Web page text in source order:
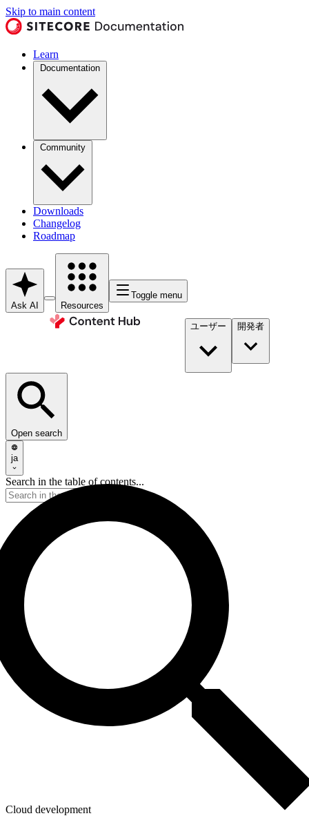
Skip to main content
Learn
Documentation
Community
Downloads
Changelog
Roadmap
Ask AI Resources
Toggle menu
ユーザー 開発者​
Open search
ja
Search in the table of contents...
Cloud development